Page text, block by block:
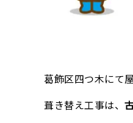
葛飾区四つ木にて
葺き替え工事は、